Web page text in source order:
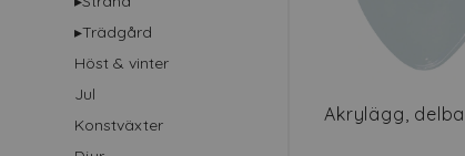
▸Trädgård
Höst & vinter
Jul
Konstväxter
Akrylägg,